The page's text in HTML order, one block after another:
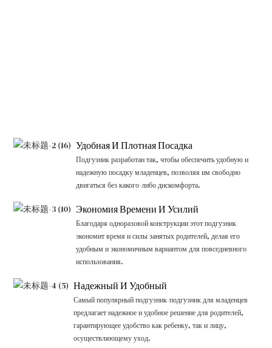
Удобная И Плотная Посадка
Подгузник разработан так, чтобы обеспечить удобную и
надежную посадку младенцев, позволяя им свободно
двигаться без какого-либо дискомфорта.
Экономия Времени И Усилий
Благодаря одноразовой конструкции этот подгузник
экономит время и силы занятых родителей, делая его
удобным и экономичным вариантом для повседневного
использования.
Надежный И Удобный
Самый популярный подгузник-подгузник для младенцев
предлагает надежное и удобное решение для родителей,
гарантирующее удобство как ребенку, так и лицу,
осуществляющему уход.